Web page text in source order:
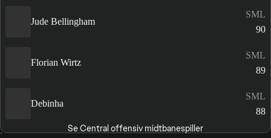
Jude Bellingham
SML
90
Florian Wirtz
SML
89
Debinha
SML
88
Se Central offensiv midtbanespiller